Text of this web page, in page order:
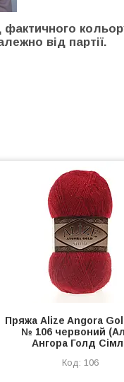
фактичного
від партії.
Пряжа Alize Angora
№ 106 червоний
Ангора Голд
106